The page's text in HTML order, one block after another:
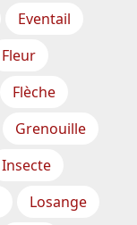
Eventail
Fleur
Flèche
Grenouille
Insecte
Losange